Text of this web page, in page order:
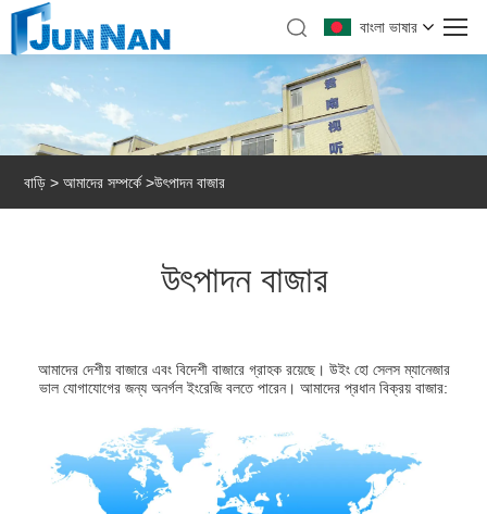
বাংলা ভাষার
বাড়ি > আমাদের সম্পর্কে >উৎপাদন বাজার
উৎপাদন বাজার
আমাদের দেশীয় বাজারে এবং বিদেশী বাজারে গ্রাহক রয়েছে। উইং হো সেলস ম্যানেজার
ভাল যোগাযোগের জন্য অনর্গল ইংরেজি বলতে পারেন। আমাদের প্রধান বিক্রয় বাজার: